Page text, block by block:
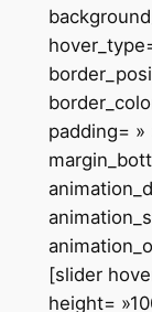
padding= »
[slider
height=